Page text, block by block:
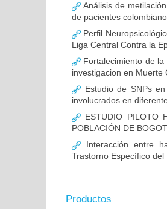
Análisis de
de pacientes
Perfil
Liga Central Contra la
Fortalecimiento de la
investigacion en Muerte
Estudio de SNPs
involucrados en
ESTUDIO PILOTO
POBLACIÓN DE
Interacción entre
Trastorno Específico del
Productos